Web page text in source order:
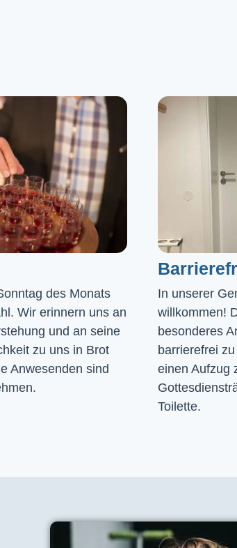
des Monats
Wir erinnern uns an
und an seine
zu uns in Brot
Anwesenden sind
In unserer
willkommen!
besonderes
barrierefrei
einen Aufzug
Toilette.